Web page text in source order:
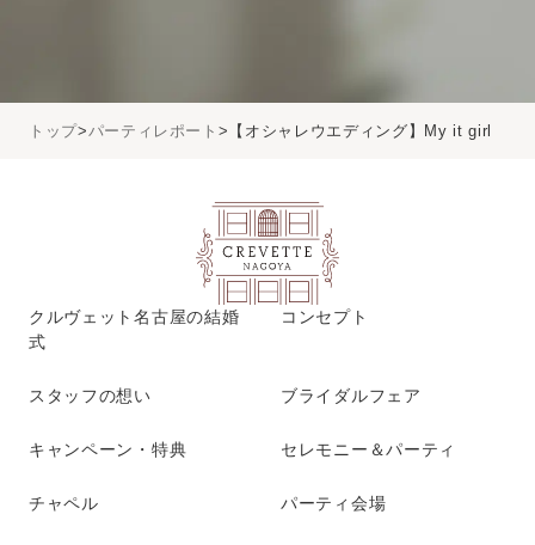
トップ パーティレポート 【オシャレウエディング】My it girl
クルヴェット名古屋の結婚
式
コンセプト
スタッフの想い ブライダルフェア
キャンペーン・特典 セレモニー＆パーティ
チャペル パーティ会場